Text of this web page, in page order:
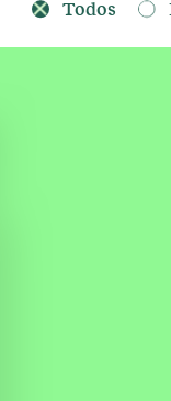
Todos